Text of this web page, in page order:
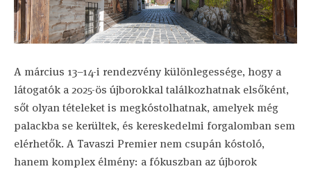
A március 13–14-i rendezvény különlegessége, hogy a
látogatók a 2025-ös újborokkal találkozhatnak elsőként,
sőt olyan tételeket is megkóstolhatnak, amelyek még
palackba se kerültek, és kereskedelmi forgalomban sem
elérhetők. A Tavaszi Premier nem csupán kóstoló,
hanem komplex élmény: a fókuszban az újborok